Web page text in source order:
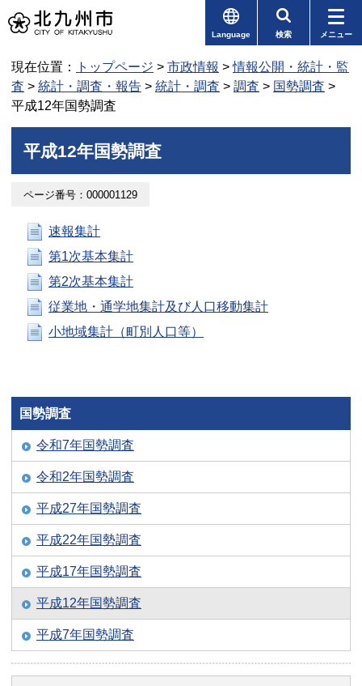
Language 検索 メニュー
現在位置： トップページ > 市政情報 >情報公開・統計・監
査 > 統計・調査・報告 > 統計・調査 > 調査 > 国勢調査 >
平成12年国勢調査
平成12年国勢調査
ページ番号：000001129
速報集計
第1次基本集計
第2次基本集計
従業地・通学地集計及び人口移動集計
小地域集計（町別人口等）
国勢調査
令和7年国勢調査
令和2年国勢調査
平成27年国勢調査
平成22年国勢調査
平成17年国勢調査
平成12年国勢調査
平成7年国勢調査